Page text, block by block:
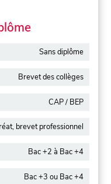
Sans diplôme
Brevet des collèges
CAP / BEP
brevet professionnel
Bac +2 à Bac +4
Bac +3 ou Bac +4